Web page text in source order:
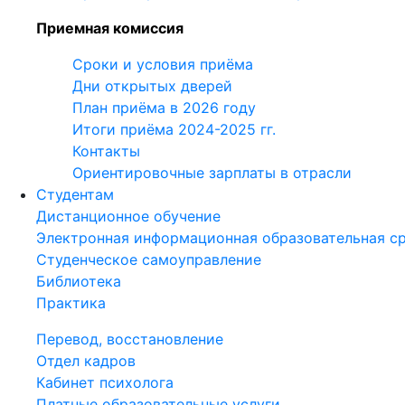
Приемная комиссия
Сроки и условия приёма
Дни открытых дверей
План приёма в 2026 году
Итоги приёма 2024-2025 гг.
Контакты
Ориентировочные зарплаты в отрасли
Студентам
Дистанционное обучение
Электронная информационная образовательная
Студенческое самоуправление
Библиотека
Практика
Перевод, восстановление
Отдел кадров
Кабинет психолога